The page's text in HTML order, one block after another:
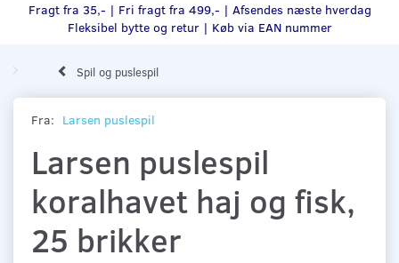
Fragt fra 35,- | Fri fragt fra 499,- | Afsendes næste hverdag
Fleksibel bytte og retur | Køb via EAN nummer
Spil og puslespil
Fra: Larsen puslespil
Larsen puslespil
koralhavet haj og fisk,
25 brikker